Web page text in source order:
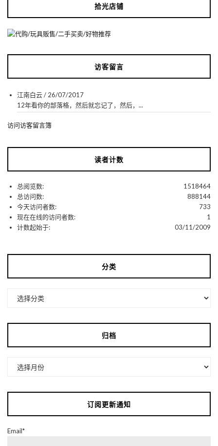
拾光店铺
访客留言
江南白云/ 26/07/2017
12年看你的部落格，然后就忘记了，然后，...
访问访客留言簿
读者计数
1518464
总阅览数:
888144
总访问数:
733
今天访问者数:
1
现在在线的访问者数:
03/11/2009
计数起始于:
分类
归档
订阅更新通知
Email*